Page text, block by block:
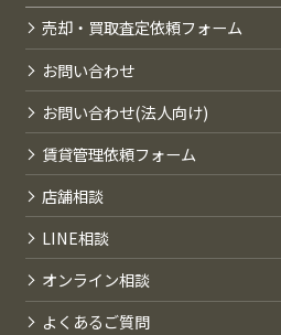
売却・買取査定依頼フォーム
お問い合わせ
お問い合わせ(法人向け)
賃貸管理依頼フォーム
店舗相談
LINE相談
オンライン相談
よくあるご質問